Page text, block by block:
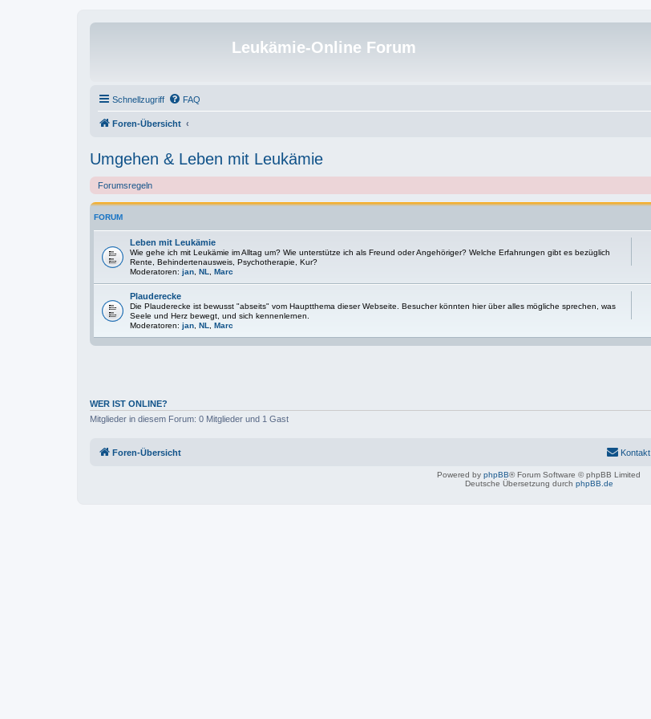
Leukämie-Online Forum
Schnellzugriff FAQ
Foren-Übersicht
Umgehen & Leben mit Leukämie
Forumsregeln
FORUM
Leben mit Leukämie
Wie gehe ich mit Leukämie im Alltag um? Wie unterstütze ich als Freund oder Angehöriger? Welche Erfahrungen gibt es bezüglich
Rente, Behindertenausweis, Psychotherapie, Kur?
Moderatoren: jan NL Marc
Plauderecke
Die Plauderecke ist bewusst "abseits" vom Hauptthema dieser Webseite. Besucher könnten hier über alles mögliche sprechen, was
Seele und Herz bewegt, und sich kennenlernen.
Moderatoren: jan NL Marc
WER IST ONLINE?
Mitglieder in diesem Forum: 0 Mitglieder und 1 Gast
Foren-Übersicht Kontakt
Powered by phpBB® Forum Software © phpBB Limited
Deutsche Übersetzung durch phpBB.de